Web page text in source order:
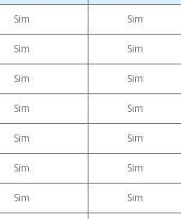
Sim Sim
Sim Sim
Sim Sim
Sim Sim
Sim Sim
Sim Sim
Sim Sim